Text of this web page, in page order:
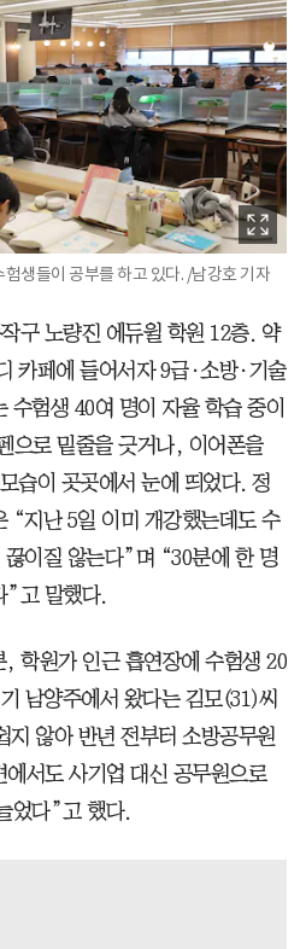
생들이 공부를 하고 있다. /남강호 기자
구 노량진 에듀윌 학원 12층. 약
카페에 들어서자 9급·소방·기술
수험생 40여 명이 자율 학습 중이
으로 밑줄을 긋거나, 이어폰을
습이 곳곳에서 눈에 띄었다. 정
“지난 5일 이미 개강했는데도 수
이질 않는다”며 “30분에 한 명
”고 말했다.
학원가 인근 흡연장에 수험생 20
남양주에서 왔다는 김모(31)씨
지 않아 반년 전부터 소방공무원
서도 사기업 대신 공무원으로
었다”고 했다.